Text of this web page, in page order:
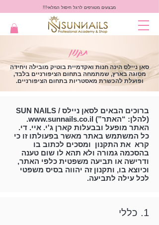
מבצעים מטורפים לרגל חיסול המלאי!!!
תקנון
סאן ניילס הינה חנות ואקדמיית בוטיק מובילה ויחידה
מסוגה בארץ, שמתמחה בתחום הציפורניים בלבד,
ופועלת להכשרת מאסטריות בתחום הציפורניים.
ברוכים הבאים לסאן ניילס / SUN NAILS
(להלן: “האתר”) www.sunnails.co.il
.
האתר מופעל ובבעלות קארן ג'י. איי. די.
כל המשתמש באתר מאשר בפעולתו זו כי
קרא את התקנון ומסכים לכתוב בו
בהסכמה גמורה ולא תהא לו שום טענה
ודרישה או תביעה משפטית כלפי האתר,
וכיוצא בו, ותקנון זה יהווה בסיס משפטי
לכל עילה לתביעה.
1. כללי